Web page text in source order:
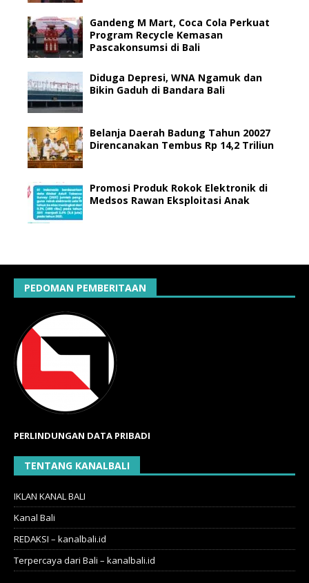
Gandeng M Mart, Coca Cola Perkuat
Program Recycle Kemasan
Pascakonsumsi di Bali
Diduga Depresi, WNA Ngamuk dan
Bikin Gaduh di Bandara Bali
Belanja Daerah Badung Tahun 20027
Direncanakan Tembus Rp 14,2 Triliun
Promosi Produk Rokok Elektronik di
Medsos Rawan Eksploitasi Anak
PEDOMAN PEMBERITAAN
PERLINDUNGAN DATA PRIBADI
TENTANG KANALBALI
IKLAN KANAL BALI
Kanal Bali
REDAKSI – kanalbali.id
Terpercaya dari Bali – kanalbali.id